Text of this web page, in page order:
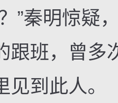
秦明惊疑，
跟班，曾多
到此人。